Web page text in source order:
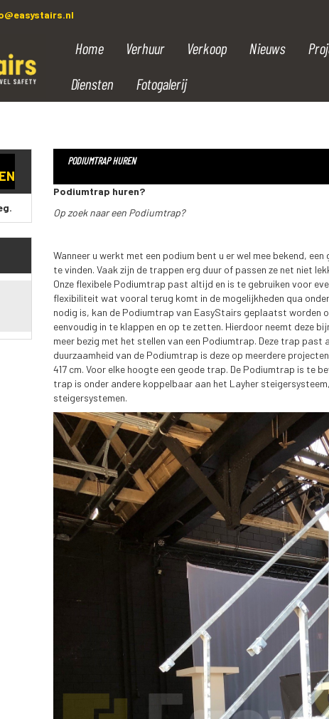
Home Verhuur Verkoop Nieuws
Diensten Fotogalerij
PODIUMTRAP HUREN
Podiumtrap huren?
Op zoek naar een Podiumtrap?
Wanneer u werkt met een podium bent u er wel mee bekend,
te vinden. Vaak zijn de trappen erg duur of passen ze net niet
Onze flexibele Podiumtrap past altijd en is te gebruiken voor
flexibiliteit wat vooral terug komt in de mogelijkheden qua
nodig is, kan de Podiumtrap van EasyStairs geplaatst worden
eenvoudig in te klappen en op te zetten. Hierdoor neemt deze
meer bezig met het stellen van een Podiumtrap. Deze trap past
duurzaamheid van de Podiumtrap is deze op meerdere
417 cm. Voor elke hoogte een geode trap. De Podiumtrap is te
trap is onder andere koppelbaar aan het Layher
steigersystemen.